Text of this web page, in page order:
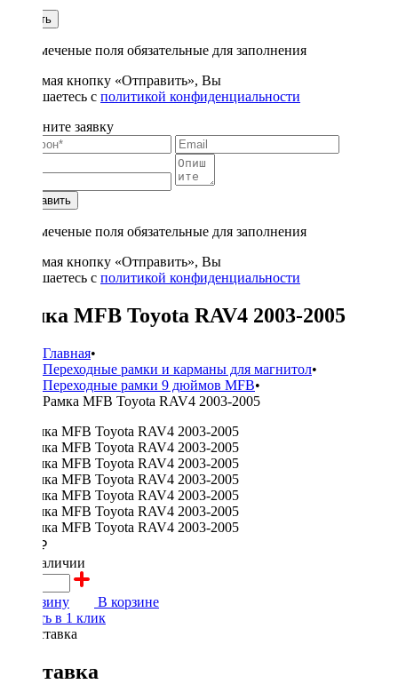
Купить
* - отмеченые поля обязательные для заполнения
Нажимая кнопку «Отправить», Вы
соглашаетесь с политикой конфиденциальности
Заполните заявку
Отправить
* - отмеченые поля обязательные для заполнения
Нажимая кнопку «Отправить», Вы
соглашаетесь с политикой конфиденциальности
Рамка MFB Toyota RAV4 2003-2005
Главная•
Переходные рамки и карманы для магнитол•
Переходные рамки 9 дюймов MFB•
Рамка MFB Toyota RAV4 2003-2005
2300 ₽
в наличии
В корзину
В корзине
Купить в 1 клик
Доставка